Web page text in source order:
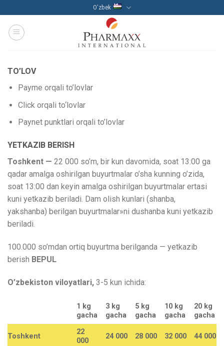
to
content
Oʻzbek
TO’LOV
Payme orqali to’lovlar
Click orqali to‘lovlar
Paynet punktlari orqali to’lovlar
YETKAZIB BERISH
Toshkent — 22 000 so’m, bir kun davomida, soat 13:00 ga
qadar amalga oshirilgan buyurtmalar o’sha kunning o’zida,
soat 13:00 dan keyin amalga oshirilgan buyurtmalar ertasi
kuni yetkazib beriladi. Dam olish kunlari (shanba,
yakshanba) berilgan buyurtmalar»ni dushanba kuni yetkazib
beriladi.
100.000 so’mdan ortiq buyurtma berilganda — yetkazib
berish BEPUL
O’zbekiston viloyatlari, 3-5 kun ichida:
1 kg
gacha
3 kg
gacha
5 kg
gacha
10 kg
gacha
20 kg
gacha
Toshkent
22
000
24 000 28 000 32 000 44 000